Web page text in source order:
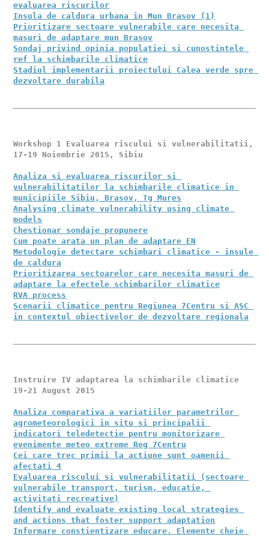
evaluarea riscurilor
Insula de caldura urbana in Mun Brasov (1)
Prioritizare sectoare vulnerabile care necesita
masuri de adaptare mun Brasov
Sondaj privind opinia populatiei si cunostintele
ref la schimbarile climatice
Stadiul implementarii proiectului Calea verde spre
dezvoltare durabila
Workshop 1 Evaluarea riscului si vulnerabilitatii,
17-19 Noiembrie 2015, Sibiu
Analiza si evaluarea riscurilor si
vulnerabilitatilor la schimbarile climatice in
municipiile Sibiu, Brasov, Tg Mures
Analysing climate vulnerability using climate
models
Chestionar sondaje propunere
Cum poate arata un plan de adaptare EN
Metodologie detectare schimbari climatice - insule
de caldura
Prioritizarea sectoarelor care necesita masuri de
adaptare la efectele schimbarilor climatice
RVA process
Scenarii climatice pentru Regiunea 7Centru si ASC
in contextul obiectivelor de dezvoltare regionala
Instruire IV adaptarea la schimbarile climatice
19-21 August 2015
Analiza comparativa a variatiilor parametrilor
agrometeorologici in situ si principalii
indicatori teledetectie pentru monitorizare
evenimente meteo extreme Reg 7Centru
Cei care trec primii la actiune sunt oamenii
afectati 4
Evaluarea riscului si vulnerabilitatii (sectoare
vulnerabile transport, turism, educatie,
activitati recreative)
Identify and evaluate existing local strategies
and actions that foster support adaptation
Informare constientizare educare. Elemente cheie